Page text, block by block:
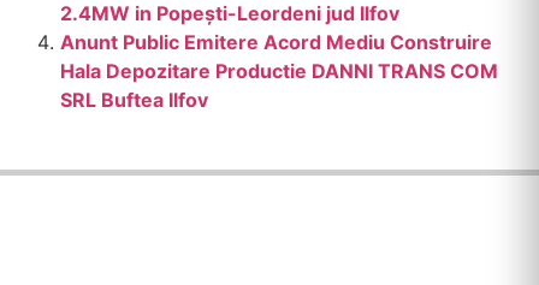
2.4MW in Popești-Leordeni jud Ilfov
Anunt Public Emitere Acord Mediu Construire
Hala Depozitare Productie DANNI TRANS COM
SRL Buftea Ilfov